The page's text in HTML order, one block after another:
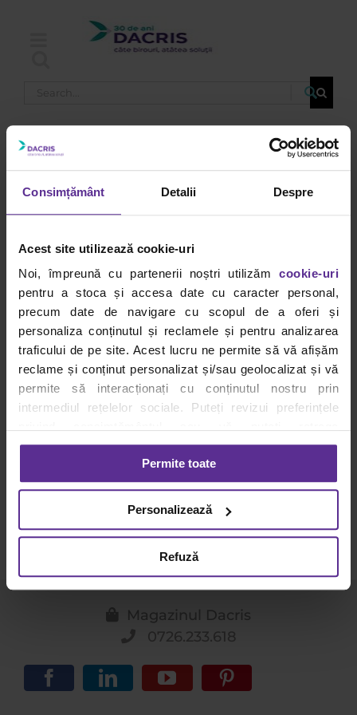
Consimțământ Detalii Despre
Acest site utilizează cookie-uri
Noi, împreună cu partenerii noștri utilizăm cookie-uri
pentru a stoca și accesa date cu caracter personal,
precum date de navigare cu scopul de a oferi și
personaliza conținutul și reclamele și pentru analizarea
traficului de pe site. Acest lucru ne permite să vă afișăm
reclame și conținut personalizat și/sau geolocalizat și vă
permite să interacționați cu conținutul nostru prin
intermediul rețelelor sociale. Puteți revizui preferințele
consimțământul oricând, făcând click pe linkul către
setările dvs. de cookie-uri.
Pentru mai multe informații, vă rugăm să revizuiți politica
Permite toate
Personalizează
Refuză
octombrie
Culori complementare și
cercul cromatic: Ghidul
complet pentru creativi
și începători
By Carmen Savu 13 octombrie | Categories:
Lumea Școlară Creativă
| Tags:cercul cromatic,
culori
,Ghid culori complementare,Relațiile
înțelegerii relațiilor dintre culori.[...]
Magazinul Dacris
0726.233.618